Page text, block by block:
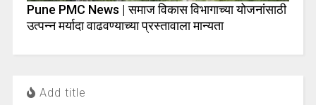
Pune PMC News | समाज विकास विभागाच्या योजनांसाठी
उत्पन्न मर्यादा वाढवण्याच्या प्रस्तावाला मान्यता
Add title